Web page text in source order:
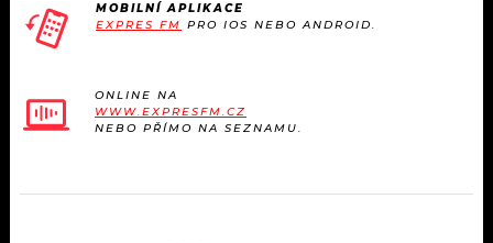
MOBILNÍ APLIKACE
EXPRES FM PRO IOS NEBO ANDROID.
ONLINE NA
WWW.EXPRESFM.CZ
NEBO PŘÍMO NA SEZNAMU.